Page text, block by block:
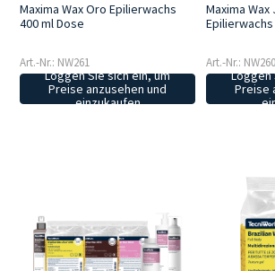
Maxima Wax Oro Epilierwachs
400 ml Dose
Art.-Nr.: NW261
Loggen Sie sich ein, um
Preise anzusehen und
einzukaufen
Maxima Wax
Art.-Nr.: NW260
Loggen
Preise